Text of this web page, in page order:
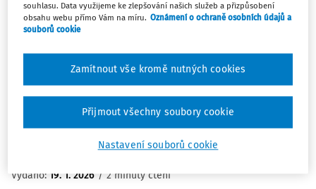
OTÁZKY A ODPOVĚDI
Zdanění příjmů ze zaměstnání, z akcií i z
Aukra
Jak se daní souběh příjmů ze závislé činnosti, příjmů z
Aaukra a z akcií? Zaměstnanec během letošního roku
několikrát prodal svoje věci na Aukru. Tyto věci vlastnil
několik let. Celková suma z prodeje za rok 2025 činila
více než 50 000 Kč. Jaký je limit ...
Vydáno: 19. 1. 2026 / 2 minuty čtení
souhlasu. Data využijeme ke zlepšování našich služeb a přizpůsobení
obsahu webu přímo Vám na míru. Oznámení o ochraně osobních údajů a
souborů cookie
Nastavení souborů cookie
Zamítnout vše kromě nutných cookies
Přijmout všechny soubory cookie